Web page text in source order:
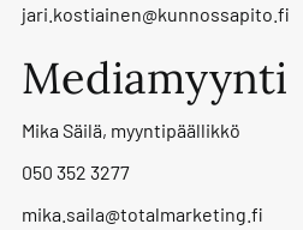
jari.kostiainen@kunnossapito.fi
Mediamyynti
Mika Säilä, myyntipäällikkö
050 352 3277
mika.saila@totalmarketing.fi